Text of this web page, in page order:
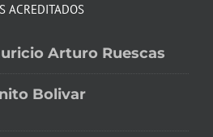
ACREDITADOS
Arturo Ruescas
Bolivar